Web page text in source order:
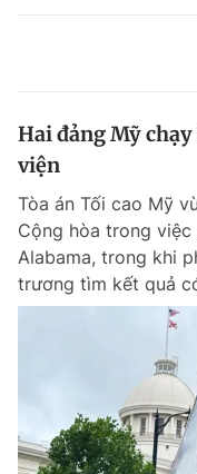
Hai đảng Mỹ
viện
Tòa án Tối cao Mỹ
Cộng hòa trong
Alabama, trong khi
trương tìm kết quả